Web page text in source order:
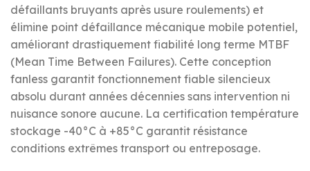
défaillants bruyants après usure roulements) et
élimine point défaillance mécanique mobile potentiel,
améliorant drastiquement fiabilité long terme MTBF
(Mean Time Between Failures). Cette conception
fanless garantit fonctionnement fiable silencieux
absolu durant années décennies sans intervention ni
nuisance sonore aucune. La certification température
stockage -40°C à +85°C garantit résistance
conditions extrêmes transport ou entreposage.